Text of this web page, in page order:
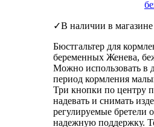
✓В наличии в магазине
Бюстгальтер для
беременных Женева,
Можно использовать в
период кормления
Три кнопки по центру
надевать и снимать
регулируемые бретели
надежную поддержку.